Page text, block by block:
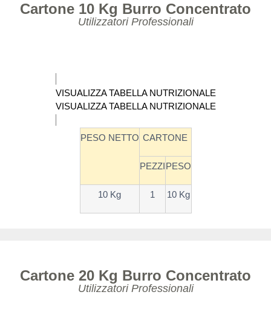
Cartone 10 Kg Burro Concentrato
Utilizzatori Professionali
PESO NETTO CARTONE
PEZZIPESO
10 Kg 1 10 Kg
VISUALIZZA TABELLA NUTRIZIONALE
VISUALIZZA TABELLA NUTRIZIONALE
Cartone 20 Kg Burro Concentrato
Utilizzatori Professionali